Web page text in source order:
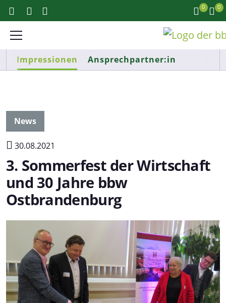
0 0
Impressionen Ansprechpartner:in
News
30.08.2021
3. Sommerfest der Wirtschaft
und 30 Jahre bbw
Ostbrandenburg